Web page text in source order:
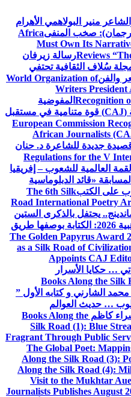
منير البولاهمي الأهرام
صخب المنفىAfrica
Must Own Its
Reviewsرسالة زيرفان
سُلاف الثقافية تحتفي
والفنWorld Organization of
Writers President
Recognition المفوضية
الأوروبية: مؤتمر الصحفيين الأفارقة (CAJ) قوة متنامية في مستقبل
European Commission
African Journalists
جديدة للشاعرة د. حنان
Regulations for the V
العالمية للشعوب – إفريقيا
«قائد الدبلوماسية
على الكتبThe 6th Silk
Road International Poetry
يحتفل بالذكرى الستين
جائزة البردية الذهبية 2026: الكتابة بوصفها طريق
The Golden Papyrus Award
as a Silk Road of
Appoints CAJ
… حكايا الأسرار
Books Along the Silk
الشارني و كتابه الأول ”
… حديث العوالم
كاظم Books Along the
Silk Road (1): Blue
Fragrant Through Public
The Global Poet:
Along the Silk Road (3):
Along the Silk Road (4):
Visit to the Mukhtar
Journalists Publishes August